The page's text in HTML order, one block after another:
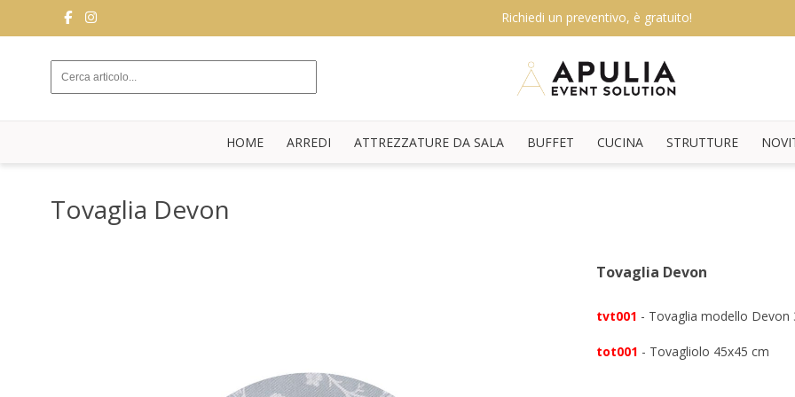
ARREDI
Richiedi un preventivo, è gratuito!
HOME ARREDI ATTREZZATURE DA SALA BUFFET CUCINA STRUTTURE
Tovaglia Devon
Tovaglia Devon
tvt001 - Tovaglia modello Devon
tot001 - Tovagliolo 45x45 cm